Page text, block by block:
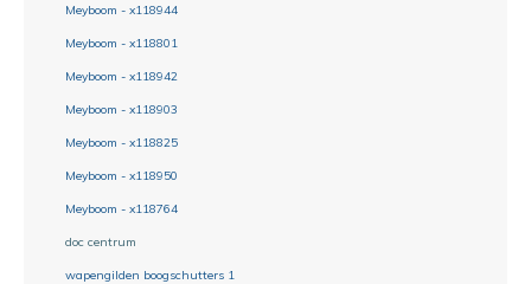
Meyboom - x118944
Meyboom - x118801
Meyboom - x118942
Meyboom - x118903
Meyboom - x118825
Meyboom - x118950
Meyboom - x118764
doc centrum
wapengilden boogschutters 1